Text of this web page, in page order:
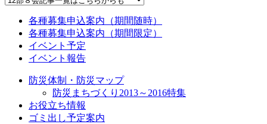
各種募集申込案内（期間随時）
各種募集申込案内（期間限定）
イベント予定
イベント報告
防災体制・防災マップ
防災まちづくり2013～2016特集
お役立ち情報
ゴミ出し予定案内